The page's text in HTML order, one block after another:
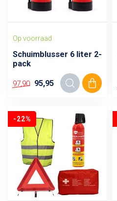
Op voorraad
Schuimblusser 6 liter 2-
pack
97,90 95,95
-22%